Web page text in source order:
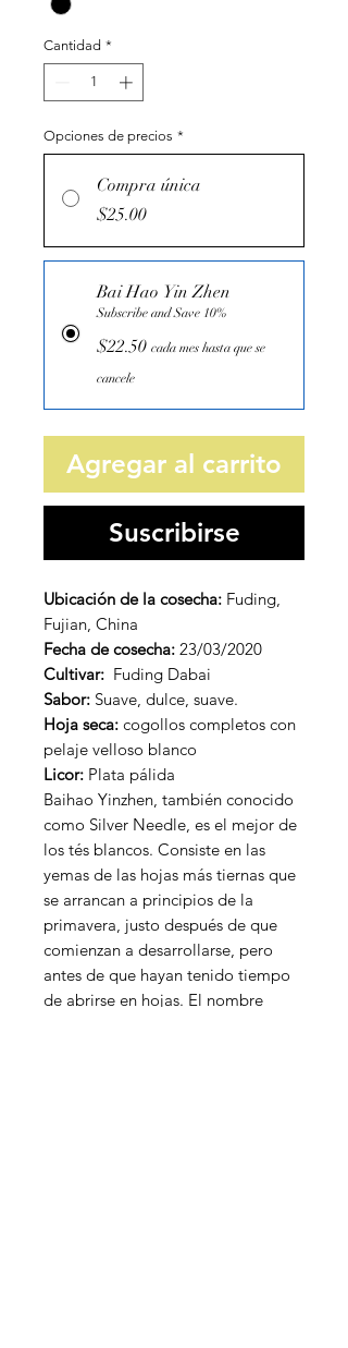
Cantidad *
Opciones de precios *
Compra única
$25.00
Bai Hao Yin Zhen
Subscribe and Save 10%
$22.50 cada mes hasta que se
cancele
Agregar al carrito
Suscribirse
Ubicación de la cosecha: Fuding,
Fujian, China
Fecha de cosecha: 23/03/2020
Cultivar: Fuding Dabai
Sabor: Suave, dulce, suave.
Hoja seca: cogollos completos con
pelaje velloso blanco
Licor: Plata pálida
Baihao Yinzhen, también conocido
como Silver Needle, es el mejor de
los tés blancos. Consiste en las
yemas de las hojas más tiernas que
se arrancan a principios de la
primavera, justo después de que
comienzan a desarrollarse, pero
antes de que hayan tenido tiempo
de abrirse en hojas. El nombre